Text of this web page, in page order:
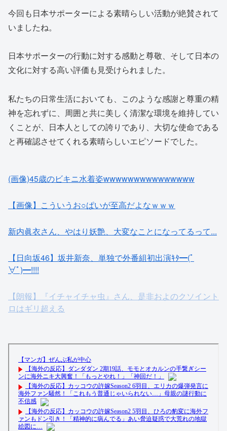
今回も日本サポーターによる素晴らしい活動が絶賛されて
いましたね。
日本サポーターの行動に対する感動と尊敬、そして日本の
文化に対する高い評価も見受けられました。
私たちの日常生活においても、このような感謝と尊重の精
神を忘れずに、周囲と共に美しく清潔な環境を維持してい
くことが、日本人としての誇りであり、大切な使命である
と再確認させてくれる素晴らしいエピソードでした。
(画像)45歳のビキニ水着姿wwwwwwwwwwwwwww
【画像】こういうお○ぱいが至高だよなｗｗｗ
新内眞衣さん、やはり妖艶、大変なことになってるって...
【日向坂46】坂井新奈、単独で外番組初出演ｷﾀ━(ﾟ
∀ﾟ)━!!!!
【朗報】『イチャイチャ虫』さん、是非およのクソイント
ロはギリ超える